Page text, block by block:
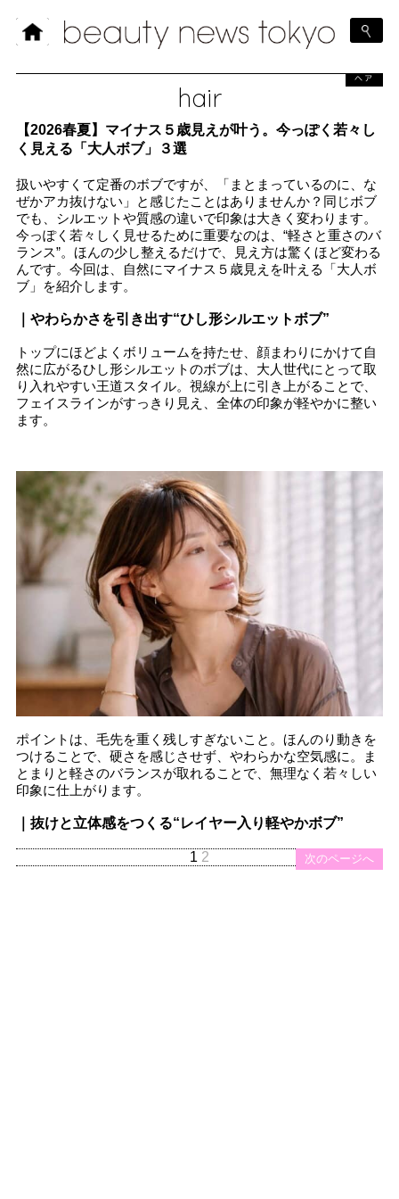
hair
ヘア
【2026春夏】マイナス５歳見えが叶う。今っぽく若々し
く見える「大人ボブ」３選
扱いやすくて定番のボブですが、「まとまっているのに、な
ぜかアカ抜けない」と感じたことはありませんか？同じボブ
でも、シルエットや質感の違いで印象は大きく変わります。
今っぽく若々しく見せるために重要なのは、“軽さと重さのバ
ランス”。ほんの少し整えるだけで、見え方は驚くほど変わる
んです。今回は、自然にマイナス５歳見えを叶える「大人ボ
ブ」を紹介します。
｜やわらかさを引き出す“ひし形シルエットボブ”
トップにほどよくボリュームを持たせ、顔まわりにかけて自
然に広がるひし形シルエットのボブは、大人世代にとって取
り入れやすい王道スタイル。視線が上に引き上がることで、
フェイスラインがすっきり見え、全体の印象が軽やかに整い
ます。
ポイントは、毛先を重く残しすぎないこと。ほんのり動きを
つけることで、硬さを感じさせず、やわらかな空気感に。ま
とまりと軽さのバランスが取れることで、無理なく若々しい
印象に仕上がります。
｜抜けと立体感をつくる“レイヤー入り軽やかボブ”
次のページへ
1 2